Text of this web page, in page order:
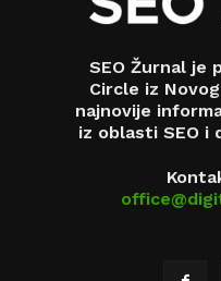
SEO Žurnal je
Circle iz
najnovije
iz oblasti SEO i